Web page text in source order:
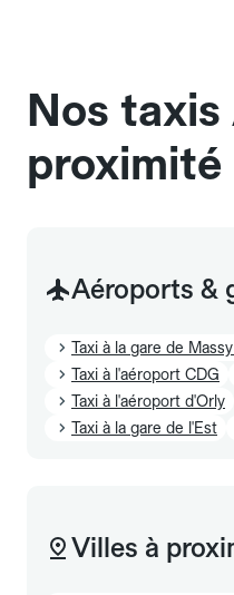
Nos taxis
proximité
Aéroports &
Taxi à la gare de
Taxi à l'aéroport CDG
Taxi à l'aéroport d'Orly
Taxi à la gare de l'Est
Villes à